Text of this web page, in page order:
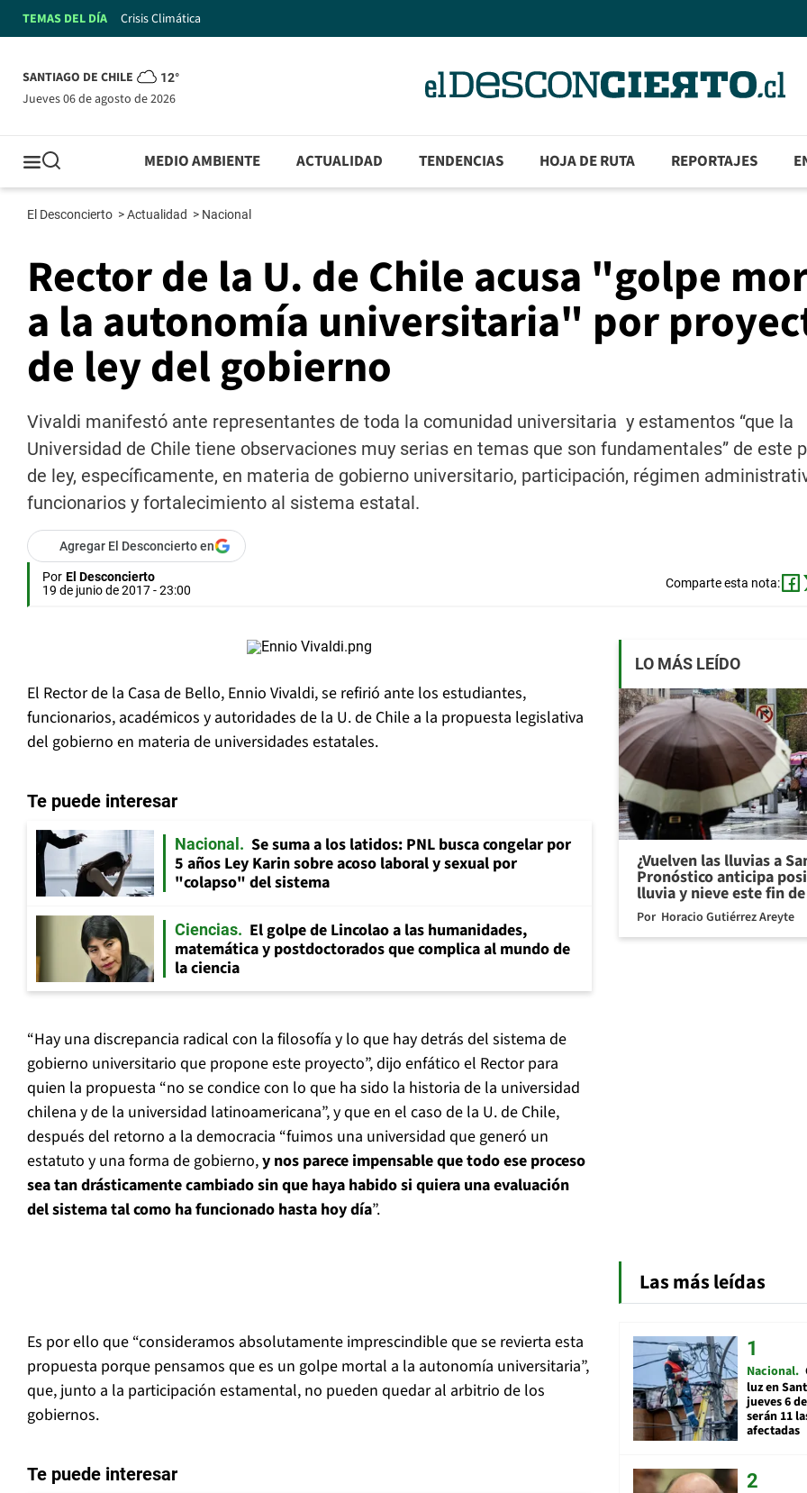
TEMAS DEL DÍA Crisis Climática
SANTIAGO DE CHILE 12°
jueves 06 de agosto de 2026
MEDIO AMBIENTE ACTUALIDAD TENDENCIAS HOJA DE RUTA REPORTAJES
El Desconcierto >Actualidad > Nacional
Rector de la U. de Chile acusa "golpe
a la autonomía universitaria" por
de ley del gobierno
Vivaldi manifestó ante representantes de toda la comunidad universitaria y estamentos “que la
Universidad de Chile tiene observaciones muy serias en temas que son fundamentales” de este
de ley, específicamente, en materia de gobierno universitario, participación, régimen
funcionarios y fortalecimiento al sistema estatal.
Agregar El Desconcierto en
Por El Desconcierto
19 de junio de 2017 - 23:00
Comparte esta nota:
El Rector de la Casa de Bello, Ennio Vivaldi, se refirió ante los estudiantes,
funcionarios, académicos y autoridades de la U. de Chile a la propuesta legislativa
del gobierno en materia de universidades estatales.
Te puede interesar
Nacional
Se suma a los latidos: PNL busca congelar por
5 años Ley Karin sobre acoso laboral y sexual por
"colapso" del sistema
Ciencias
El golpe de Lincolao a las humanidades,
matemática y postdoctorados que complica al mundo de
la ciencia
“Hay una discrepancia radical con la filosofía y lo que hay detrás del sistema de
gobierno universitario que propone este proyecto”, dijo enfático el Rector para
quien la propuesta “no se condice con lo que ha sido la historia de la universidad
chilena y de la universidad latinoamericana”, y que en el caso de la U. de Chile,
después del retorno a la democracia “fuimos una universidad que generó un
estatuto y una forma de gobierno,y nos parece impensable que todo ese proceso
sea tan drásticamente cambiado sin que haya habido si quiera una evaluación
del sistema tal como ha funcionado hasta hoy día”.
Es por ello que “consideramos absolutamente imprescindible que se revierta esta
propuesta porque pensamos que es un golpe mortal a la autonomía universitaria”,
que, junto a la participación estamental, no pueden quedar al arbitrio de los
gobiernos.
Te puede interesar
LO MÁS LEÍDO
¿Vuelven las lluvias a
Pronóstico anticipa
lluvia y nieve este fin
Por Horacio Gutiérrez Areyte
Las más leídas
Nacional
luz en
jueves 6
serán 11
afectadas